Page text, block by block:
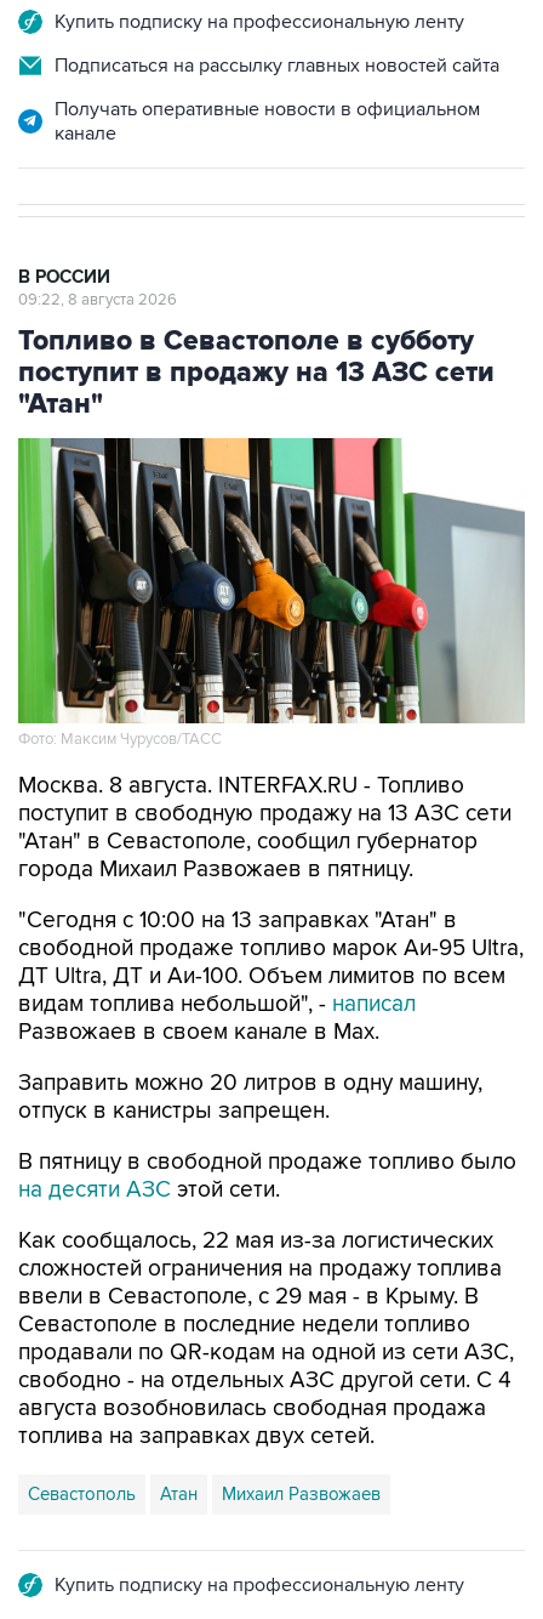
Купить подписку на профессиональную ленту
Подписаться на рассылку главных новостей сайта
Получать оперативные новости в официальном
канале
В РОССИИ
09:22, 8 августа 2026
Топливо в Севастополе в субботу
поступит в продажу на 13 АЗС сети
"Атан"
Фото: Максим Чурусов/ТАСС
Москва. 8 августа. INTERFAX.RU - Топливо
поступит в свободную продажу на 13 АЗС сети
"Атан" в Севастополе, сообщил губернатор
города Михаил Развожаев в пятницу.
"Сегодня с 10:00 на 13 заправках "Атан" в
свободной продаже топливо марок Аи-95 Ultra,
ДТ Ultra, ДТ и Аи-100. Объем лимитов по всем
видам топлива небольшой", - написал
Развожаев в своем канале в Max.
Заправить можно 20 литров в одну машину,
отпуск в канистры запрещен.
В пятницу в свободной продаже топливо было
на десяти АЗС этой сети.
Как сообщалось, 22 мая из-за логистических
сложностей ограничения на продажу топлива
ввели в Севастополе, с 29 мая - в Крыму. В
Севастополе в последние недели топливо
продавали по QR-кодам на одной из сети АЗС,
свободно - на отдельных АЗС другой сети. С 4
августа возобновилась свободная продажа
топлива на заправках двух сетей.
Севастополь Атан Михаил Развожаев
Купить подписку на профессиональную ленту